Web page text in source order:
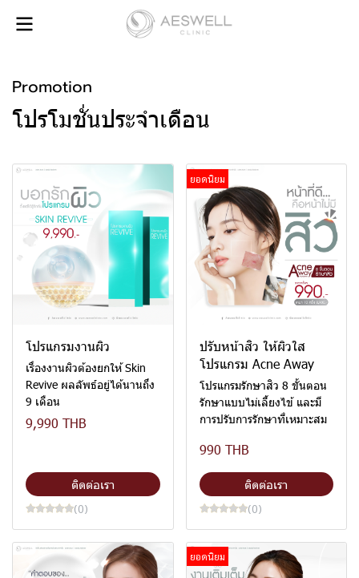
Promotion
โปรโมชั่นประจำเดือน
โปรแกรมงานผิว
เรื่องงานผิวต้องยกให้ Skin
Revive ผลลัพธ์อยู่ได้นานถึง
9 เดือน
9,990 THB
ติดต่อเรา
(0)
ยอดนิยม
ปรับหน้าสิว ให้ผิวใส
โปรแกรม Acne Away
โปรแกรมรักษาสิว 8 ขั้นตอน
รักษาแบบไม่เลี้ยงไข้ และมี
การปรับการรักษาที่เหมาะสม
990 THB
ติดต่อเรา
(0)
ยอดนิยม